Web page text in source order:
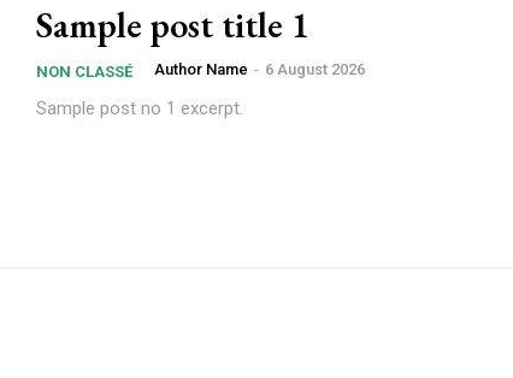
Sample post title 1
NON CLASSÉ Author Name - 6 August 2026
Sample post no 1 excerpt.